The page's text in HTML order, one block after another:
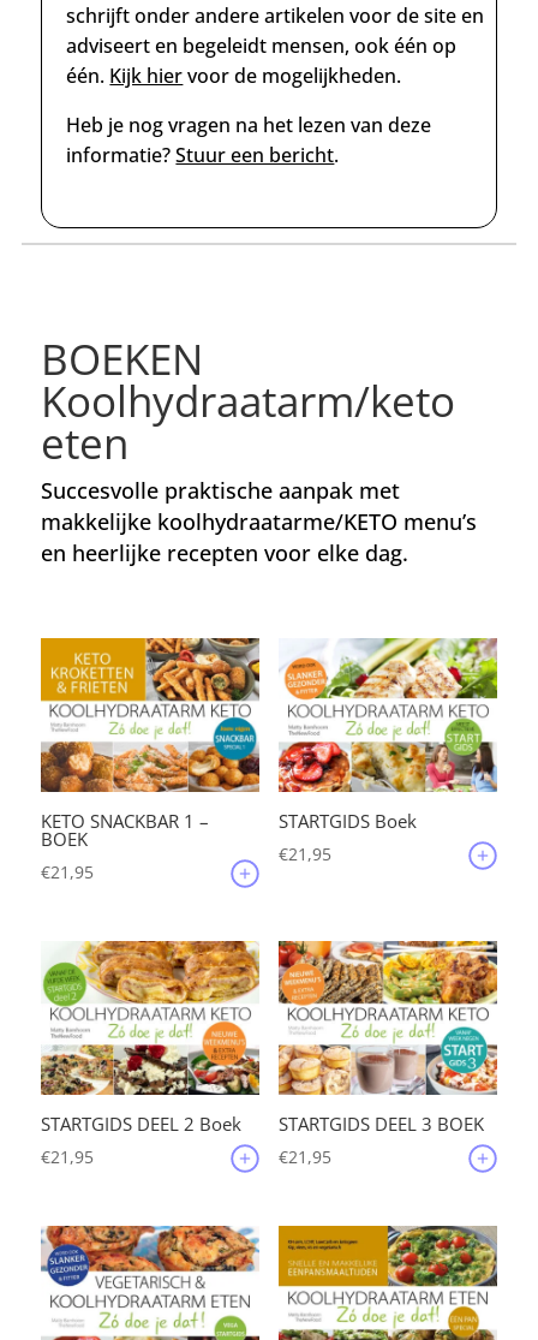
schrijft onder andere artikelen voor de site en
adviseert en begeleidt mensen, ook één op
één. Kijk hiervoor de mogelijkheden.
Heb je nog vragen na het lezen van deze
informatie?Stuur een bericht.
BOEKEN
Koolhydraatarm/keto
eten
Succesvolle praktische aanpak met
makkelijke koolhydraatarme/KETO menu’s
en heerlijke recepten voor elke dag.
KETO SNACKBAR 1 –
BOEK
€21,95
STARTGIDS Boek
€21,95
STARTGIDS DEEL 2 Boek
€21,95
STARTGIDS DEEL 3 BOEK
€21,95